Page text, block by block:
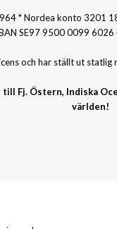
* Nordea konto 3201
SE97 9500 0099 6026
och har ställt ut statlig
Fj. Östern, Indiska
världen!